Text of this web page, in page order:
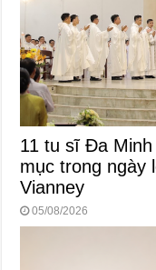
11 tu sĩ Đa
mục trong ngày
Vianney
05/08/2026